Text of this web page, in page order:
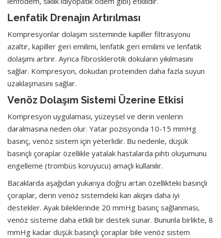
Lenfatik Drenajın Artırılması
Kompresyonlar dolaşım sisteminde kapiller filtrasyonu
azaltır, kapiller geri emilimi, lenfatik geri emilimi ve lenfatik
dolaşımı artırır. Ayrıca fibrosklerotik dokuların yıkılmasını
sağlar. Kompresyon, dokudan proteinden daha fazla suyun
uzaklaşmasını sağlar.
Venöz Dolaşım Sistemi Üzerine Etkisi
Kompresyon uygulaması, yüzeysel ve derin venlerin
daralmasına neden olur. Yatar pozisyonda 10-15 mmHg
basınç, venöz sistem için yeterlidir. Bu nedenle, düşük
basınçlı çoraplar özellikle yatalak hastalarda pıhtı oluşumunu
engelleme (trombüs koruyucu) amaçlı kullanılır.
Bacaklarda aşağıdan yukarıya doğru artan özellikteki basınçlı
çoraplar, derin venöz sistemdeki kan akışını daha iyi
destekler. Ayak bileklerinde 20 mmHg basınç sağlanması,
venöz sisteme daha etkili bir destek sunar. Bununla birlikte, 8
mmHg kadar düşük basınçlı çoraplar bile venöz sistem